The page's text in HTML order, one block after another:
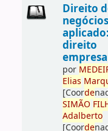
Direito
negócios
direito
por MEDE
Elias
[Coorde
SIMÃO
Adalberto
[Coorde